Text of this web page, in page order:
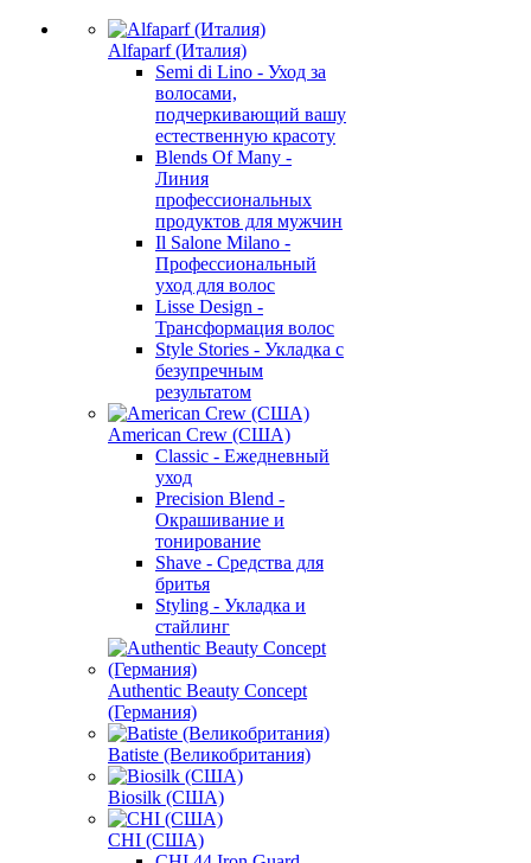
Alfaparf (Италия)
Semi di Lino - Уход за
волосами,
подчеркивающий вашу
естественную красоту
Blends Of Many -
Линия
профессиональных
продуктов для мужчин
Il Salone Milano -
Профессиональный
уход для волос
Lisse Design -
Трансформация волос
Style Stories - Укладка с
безупречным
результатом
American Crew (США)
Classic - Ежедневный
уход
Precision Blend -
Окрашивание и
тонирование
Shave - Средства для
бритья
Styling - Укладка и
стайлинг
Authentic Beauty Concept
(Германия)
Batiste (Великобритания)
Biosilk (США)
CHI (США)